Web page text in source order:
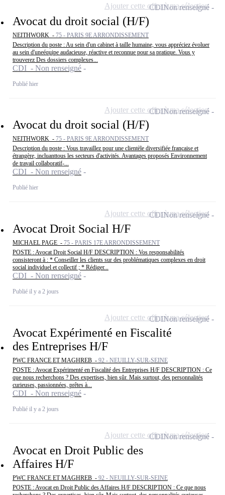
Avocat du droit social (H/F)
NEITHWORK - 75 - PARIS 9E ARRONDISSEMENT
Description du poste : Au sein d'un cabinet à taille humaine, vous appréciez évoluer
au sein d'uneéquipe audacieuse, réactive et reconnue pour sa pratique. Vous y
trouverez Des dossiers complexes...
CDI - Non renseigné
Publié hier
CDINon renseigné
Ajouter cette offre à ma sélection
Avocat du droit social (H/F)
NEITHWORK - 75 - PARIS 9E ARRONDISSEMENT
Description du poste : Vous travaillez pour une clientèle diversifiée française et
étrangère, incluanttous les secteurs d'activités. Avantages proposés Environnement
de travail collaboratif-...
CDI - Non renseigné
Publié hier
CDINon renseigné
Ajouter cette offre à ma sélection
Avocat Droit Social H/F
MICHAEL PAGE - 75 - PARIS 17E ARRONDISSEMENT
POSTE : Avocat Droit Social H/F DESCRIPTION : Vos responsabilités
consisteront à : * Conseiller les clients sur des problématiques complexes en droit
social individuel et collectif ; * Rédiger...
CDI - Non renseigné
Publié il y a 2 jours
CDINon renseigné
Ajouter cette offre à ma sélection
Avocat Expérimenté en Fiscalité
des Entreprises H/F
PWC FRANCE ET MAGHREB - 92 - NEUILLY-SUR-SEINE
POSTE : Avocat Expérimenté en Fiscalité des Entreprises H/F DESCRIPTION : Ce
que nous recherchons ? Des expertises, bien sûr. Mais surtout, des personnalités
curieuses, passionnées, prêtes à...
CDI - Non renseigné
Publié il y a 2 jours
CDINon renseigné
Ajouter cette offre à ma sélection
Avocat en Droit Public des
Affaires H/F
PWC FRANCE ET MAGHREB - 92 - NEUILLY-SUR-SEINE
POSTE : Avocat en Droit Public des Affaires H/F DESCRIPTION : Ce que nous
CDINon renseigné
Ajouter cette offre à ma sélection